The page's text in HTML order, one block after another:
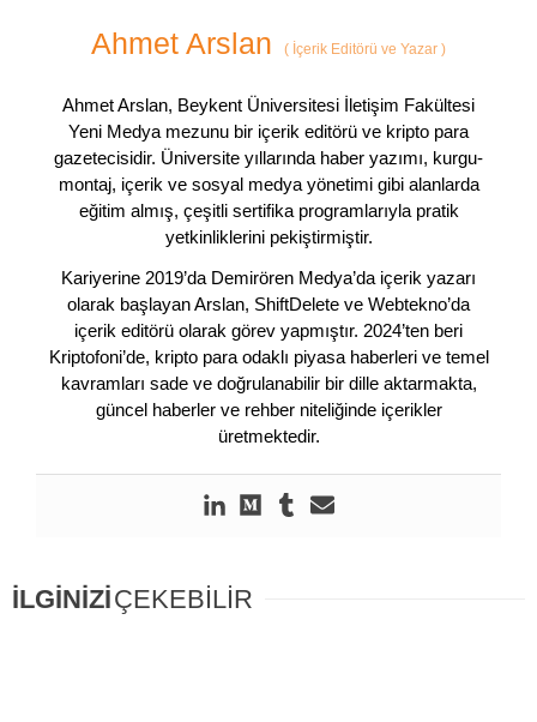
Ahmet Arslan ( İçerik Editörü ve Yazar )
Ahmet Arslan, Beykent Üniversitesi İletişim Fakültesi
Yeni Medya mezunu bir içerik editörü ve kripto para
gazetecisidir. Üniversite yıllarında haber yazımı, kurgu-
montaj, içerik ve sosyal medya yönetimi gibi alanlarda
eğitim almış, çeşitli sertifika programlarıyla pratik
yetkinliklerini pekiştirmiştir.
Kariyerine 2019’da Demirören Medya’da içerik yazarı
olarak başlayan Arslan, ShiftDelete ve Webtekno’da
içerik editörü olarak görev yapmıştır. 2024’ten beri
Kriptofoni’de, kripto para odaklı piyasa haberleri ve temel
kavramları sade ve doğrulanabilir bir dille aktarmakta,
güncel haberler ve rehber niteliğinde içerikler
üretmektedir.
İLGİNİZİÇEKEBİLİR